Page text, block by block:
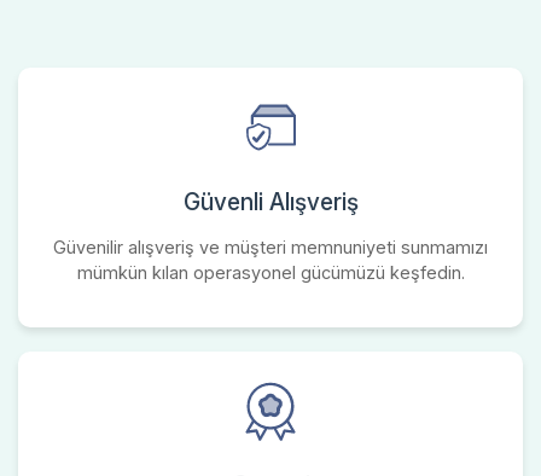
Güvenli Alışveriş
Güvenilir alışveriş ve müşteri memnuniyeti sunmamızı
mümkün kılan operasyonel gücümüzü keşfedin.